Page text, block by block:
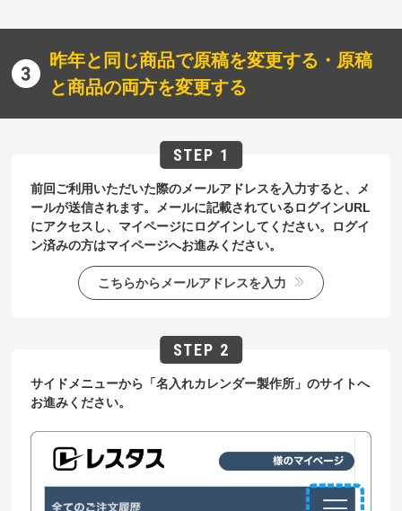
昨年と同じ商品で原稿を変更する・原稿
と商品の両方を変更する
前回ご利用いただいた際のメールアドレスを入力すると、メ
ールが送信されます。メールに記載されているログインURL
にアクセスし、マイページにログインしてください。ログイ
ン済みの方はマイページへお進みください。
こちらからメールアドレスを入力
サイドメニューから「名入れカレンダー製作所」のサイトへ
お進みください。